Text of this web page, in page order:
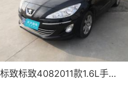
标致标致4082011款1.6L手动舒适版